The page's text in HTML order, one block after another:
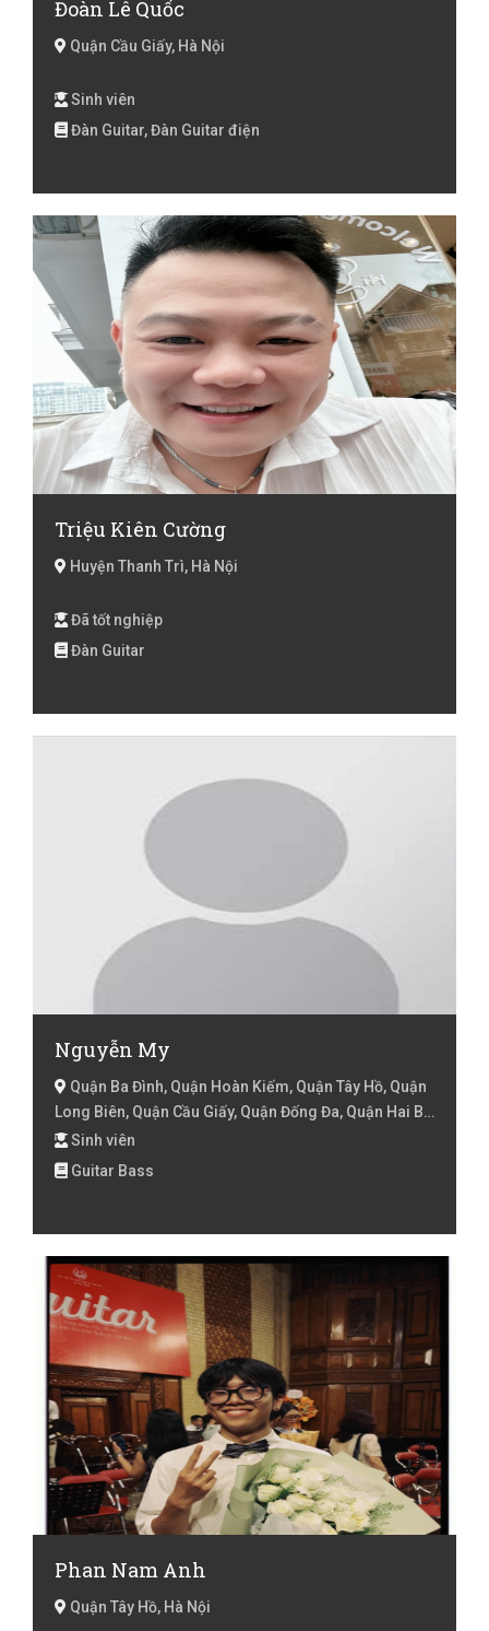
Đoàn Lê Quốc
Quận Cầu Giấy, Hà Nội
Sinh viên
Đàn Guitar, Đàn Guitar điện
Triệu Kiên Cường
Huyện Thanh Trì, Hà Nội
Đã tốt nghiệp
Đàn Guitar
Nguyễn My
Quận Ba Đình, Quận Hoàn Kiếm, Quận Tây Hồ, Quận
Long Biên, Quận Cầu Giấy, Quận Đống Đa, Quận Hai Bà
Trưng, Quận Hoàng Mai, Quận Thanh Xuân, Quận Hà
Đông, Hà Nội
Sinh viên
Guitar Bass
Phan Nam Anh
Quận Tây Hồ, Hà Nội